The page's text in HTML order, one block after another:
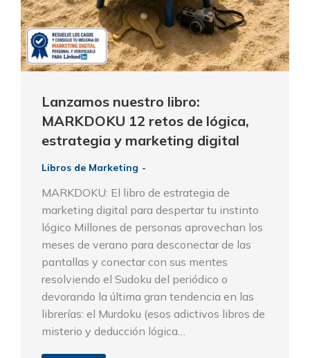
Lanzamos nuestro libro:
MARKDOKU 12 retos de lógica,
estrategia y marketing digital
Libros de Marketing
MARKDOKU: El libro de estrategia de
marketing digital para despertar tu instinto
lógico Millones de personas aprovechan los
meses de verano para desconectar de las
pantallas y conectar con sus mentes
resolviendo el Sudoku del periódico o
devorando la última gran tendencia en las
librerías: el Murdoku (esos adictivos libros de
misterio y deducción lógica…